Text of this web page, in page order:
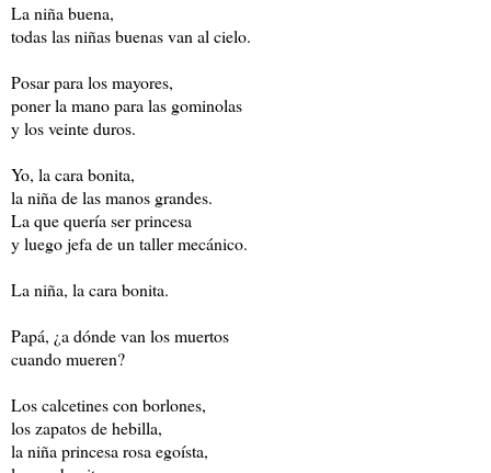
La niña buena,
todas las niñas buenas van al cielo.
Posar para los mayores,
poner la mano para las gominolas
y los veinte duros.
Yo, la cara bonita,
la niña de las manos grandes.
La que quería ser princesa
y luego jefa de un taller mecánico.
La niña, la cara bonita.
Papá, ¿a dónde van los muertos
cuando mueren?
Los calcetines con borlones,
los zapatos de hebilla,
la niña princesa rosa egoísta,